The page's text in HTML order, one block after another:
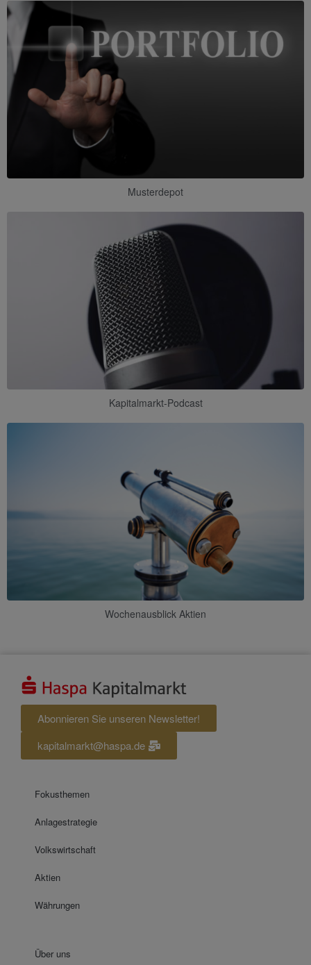
Musterdepot
Kapitalmarkt-Podcast
Wochenausblick Aktien
Abonnieren Sie unseren Newsletter!
kapitalmarkt@haspa.de
Fokusthemen
Anlagestrategie
Volkswirtschaft
Aktien
Währungen
Über uns